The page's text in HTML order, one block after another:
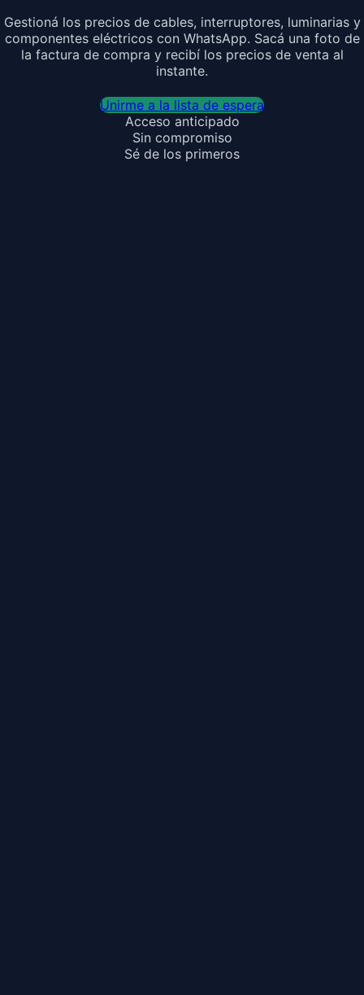
Gestioná los precios de cables, interruptores, luminarias y
componentes eléctricos con WhatsApp. Sacá una foto de
la factura de compra y recibí los precios de venta al
instante.
Unirme a la lista de espera
Acceso anticipado
Sin compromiso
Sé de los primeros